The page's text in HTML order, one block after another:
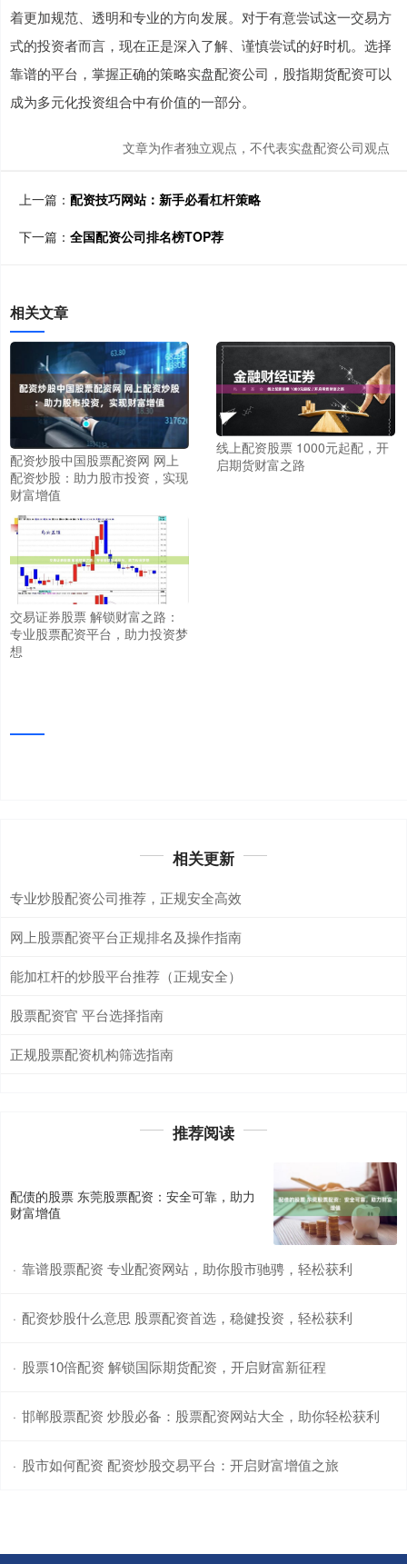
着更加规范、透明和专业的方向发展。对于有意尝试这一交易方
式的投资者而言，现在正是深入了解、谨慎尝试的好时机。选择
靠谱的平台，掌握正确的策略实盘配资公司，股指期货配资可以
成为多元化投资组合中有价值的一部分。
文章为作者独立观点，不代表实盘配资公司观点
上一篇： 配资技巧网站：新手必看杠杆策略
下一篇： 全国配资公司排名榜TOP荐
相关文章
配资炒股中国股票配资网 网上
配资炒股：助力股市投资，实现
财富增值
线上配资股票 1000元起配，开
启期货财富之路
交易证券股票 解锁财富之路：
专业股票配资平台，助力投资梦
想
相关更新
专业炒股配资公司推荐，正规安全高效
网上股票配资平台正规排名及操作指南
能加杠杆的炒股平台推荐（正规安全）
股票配资官 平台选择指南
正规股票配资机构筛选指南
推荐阅读
配债的股票 东莞股票配资：安全可靠，助力
财富增值
· 靠谱股票配资 专业配资网站，助你股市驰骋，轻松获利
· 配资炒股什么意思 股票配资首选，稳健投资，轻松获利
· 股票10倍配资 解锁国际期货配资，开启财富新征程
· 邯郸股票配资 炒股必备：股票配资网站大全，助你轻松获利
· 股市如何配资 配资炒股交易平台：开启财富增值之旅